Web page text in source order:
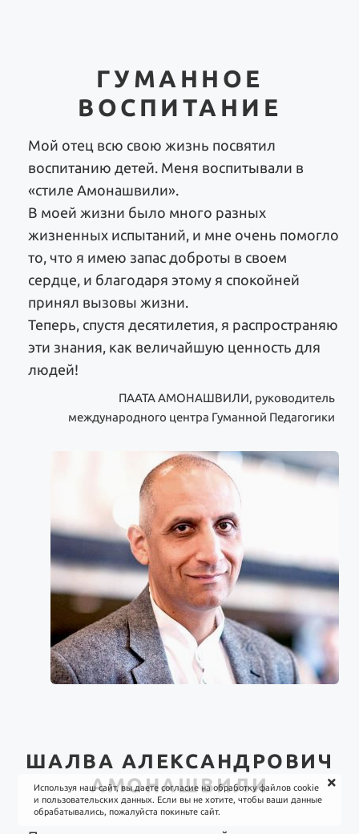
ГУМАННОЕ
ВОСПИТАНИЕ
Мой отец всю свою жизнь посвятил
воспитанию детей. Меня воспитывали в
«стиле Амонашвили».
В моей жизни было много разных
жизненных испытаний, и мне очень помогло
то, что я имею запас доброты в своем
сердце, и благодаря этому я спокойней
принял вызовы жизни.
Теперь, спустя десятилетия, я распространяю
эти знания, как величайшую ценность для
людей!
ПААТА АМОНАШВИЛИ, руководитель
международного центра Гуманной Педагогики
Паата Амонашвили
ШАЛВА АЛЕКСАНДРОВИЧ
АМОНАШВИЛИ
Используя наш сайт, вы даете согласие на обработку файлов cookie
и пользовательских данных. Если вы не хотите, чтобы ваши данные
обрабатывались, пожалуйста покиньте сайт.